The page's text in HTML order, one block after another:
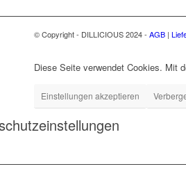
© Copyright - DILLICIOUS 2024 - AGB |
Diese Seite verwendet Cookies. Mit
Einstellungen akzeptieren